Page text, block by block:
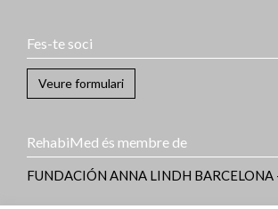
Fes-te soci
Veure formulari
RehabiMed és membre de
FUNDACIÓN ANNA LINDH BARCELONA